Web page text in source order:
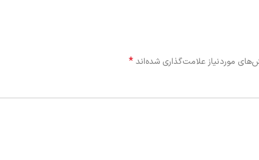
موردنیاز علامت‌گذاری شده‌اند*